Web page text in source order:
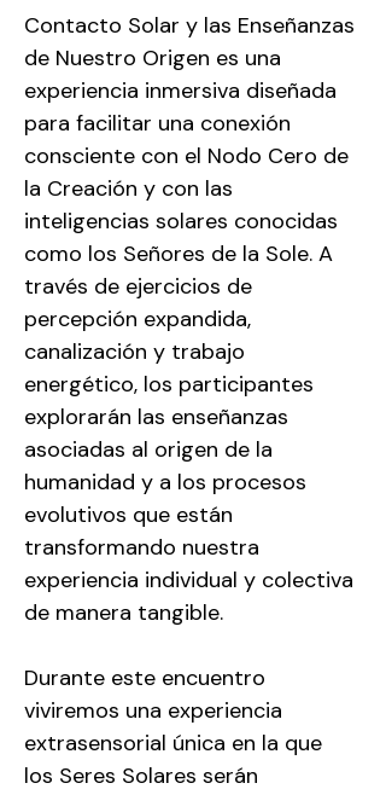
Contacto Solar y las Enseñanzas
de Nuestro Origen es una
experiencia inmersiva diseñada
para facilitar una conexión
consciente con el Nodo Cero de
la Creación y con las
inteligencias solares conocidas
como los Señores de la Sole. A
través de ejercicios de
percepción expandida,
canalización y trabajo
energético, los participantes
explorarán las enseñanzas
asociadas al origen de la
humanidad y a los procesos
evolutivos que están
transformando nuestra
experiencia individual y colectiva
de manera tangible.
Durante este encuentro
viviremos una experiencia
extrasensorial única en la que
los Seres Solares serán